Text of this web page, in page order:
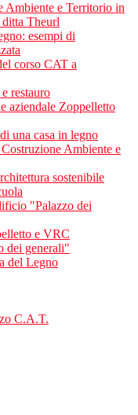
Ambiente e Territorio in
Theurl
esempi di
corso CAT a
restauro
aziendale Zoppelletto
una casa in legno
Ambiente e
sostenibile
"Palazzo dei
e VRC
dei generali"
del Legno
C.A.T.